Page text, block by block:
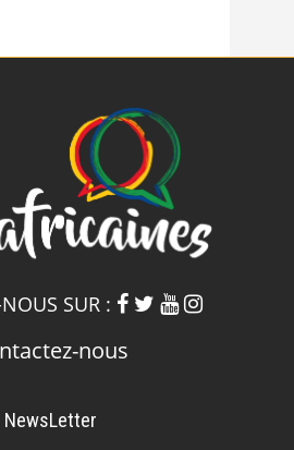
SUR :
nous
NewsLetter